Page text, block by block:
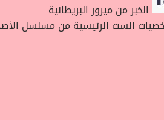
الخبر من ميرور البريطانية
الست الرئيسية من مسلسل